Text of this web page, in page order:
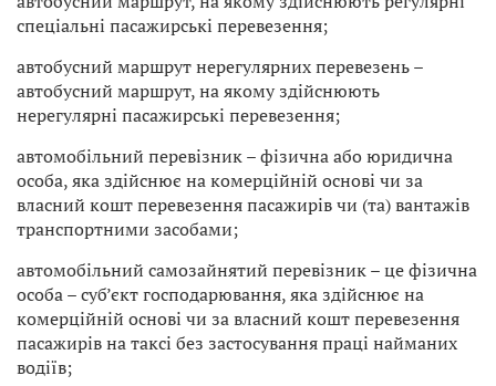
спеціальні пасажирські перевезення;
автобусний маршрут нерегулярних перевезень –
автобусний маршрут, на якому здійснюють
нерегулярні пасажирські перевезення;
автомобільний перевізник – фізична або юридична
особа, яка здійснює на комерційній основі чи за
власний кошт перевезення пасажирів чи (та) вантажів
транспортними засобами;
автомобільний самозайнятий перевізник – це фізична
особа – суб’єкт господарювання, яка здійснює на
комерційній основі чи за власний кошт перевезення
пасажирів на таксі без застосування праці найманих
водіїв;